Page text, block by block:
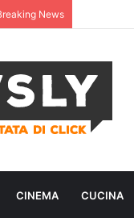
News
CINEMA CUCINA